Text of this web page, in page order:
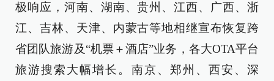
极响应，河南、湖南、贵州、江西、广西、浙
江、吉林、天津、内蒙古等地相继宣布恢复跨
省团队旅游及“机票＋酒店”业务，各大OTA平台
旅游搜索大幅增长。南京、郑州、西安、深